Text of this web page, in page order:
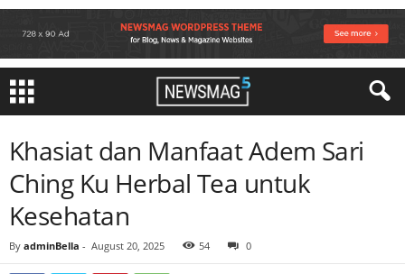
Khasiat dan Manfaat Adem Sari
Ching Ku Herbal Tea untuk
Kesehatan
By adminBella - August 20, 2025 54 0